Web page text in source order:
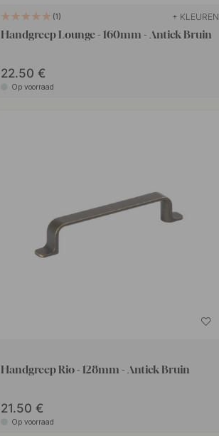
1 + KLEUREN
Handgreep Lounge - 160mm - Antiek Bruin
22.50 €
Op voorraad
Handgreep Rio - 128mm - Antiek Bruin
21.50 €
Op voorraad